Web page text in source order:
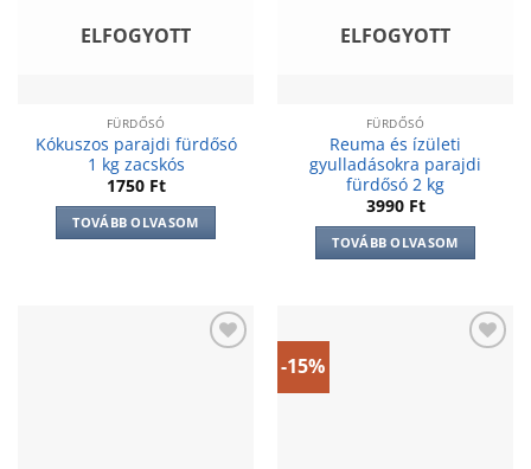
ELFOGYOTT
FÜRDŐSÓ
Kókuszos parajdi fürdősó
1 kg zacskós
1750 Ft
TOVÁBB OLVASOM
ELFOGYOTT
FÜRDŐSÓ
Reuma és ízületi
gyulladásokra parajdi
fürdősó 2 kg
3990 Ft
TOVÁBB OLVASOM
-15%